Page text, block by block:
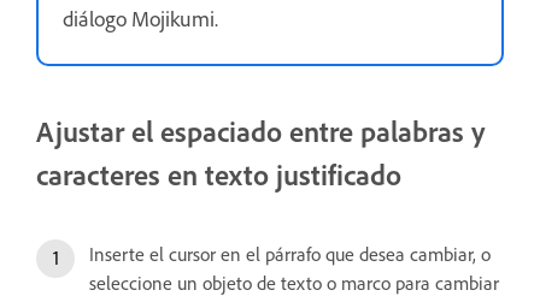
diálogo Mojikumi.
Ajustar el espaciado entre palabras y
caracteres en texto justificado
Inserte el cursor en el párrafo que desea cambiar, o
seleccione un objeto de texto o marco para cambiar